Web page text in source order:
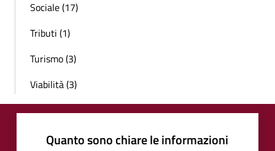
Sociale (17)
Tributi (1)
Turismo (3)
Viabilità (3)
Quanto sono chiare le informazioni